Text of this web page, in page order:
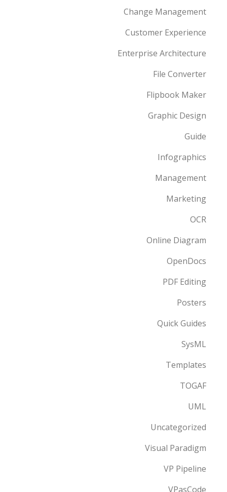
Change Management
Customer Experience
Enterprise Architecture
File Converter
Flipbook Maker
Graphic Design
Guide
Infographics
Management
Marketing
OCR
Online Diagram
OpenDocs
PDF Editing
Posters
Quick Guides
SysML
Templates
TOGAF
UML
Uncategorized
Visual Paradigm
VP Pipeline
VPasCode